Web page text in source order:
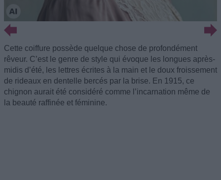
Cette coiffure possède quelque chose de profondément
rêveur. C’est le genre de style qui évoque les longues après-
midis d’été, les lettres écrites à la main et le doux froissement
de rideaux en dentelle bercés par la brise. En 1915, ce
chignon aurait été considéré comme l’incarnation même de
la beauté raffinée et féminine.